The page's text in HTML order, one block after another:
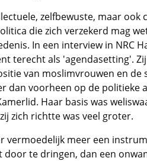
zelfbewuste, maar ook
die zich verzekerd mag
In een interview in NRC
terecht als 'agendasetting'.
van moslimvrouwen en de
dan voorheen op de politieke
Haar basis was
zich richtte was veel groter.
vermoedelijk meer een
te dringen, dan een